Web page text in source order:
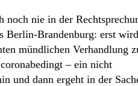
noch nie in der
Berlin-Brandenburg: erst
mündlichen Verhandlung
– ein nicht
und dann ergeht in der